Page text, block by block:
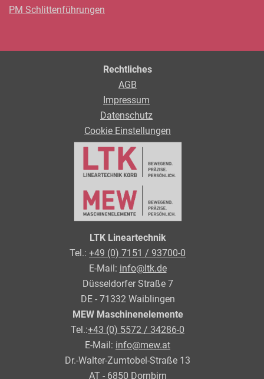
PM Schlittenführungen
Rechtliches
AGB
Impressum
Datenschutz
Cookie Einstellungen
LTK Lineartechnik
Tel.: +49 (0) 7151 / 93700-0
E-Mail: info@ltk.de
Düsseldorfer Straße 7
DE - 71332 Waiblingen
MEW Maschinenelemente
Tel.:+43 (0) 5572 / 34286-0
E-Mail: info@mew.at
Dr.-Walter-Zumtobel-Straße 13
AT - 6850 Dornbirn